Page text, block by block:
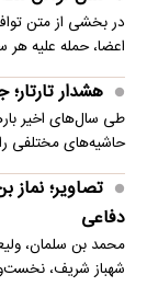
در بخشی از متن
اعضا، حمله علیه
هشدار
طی سال‌های اخیر
حاشیه‌های مختلفی
تصاویر؛
دفاعی
محمد بن سلمان،
شهباز شریف،